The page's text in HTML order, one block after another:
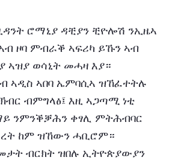
ዞባ ምብራቕ ኣፍሪካ ይኹን ኣብ
ኣዝያ ወሳኒት መሓዛ እያ።
ብምግላፅ፤ እዚ ኣጋጣሚ ነቲ
ንምንቕቓሕን ቀፃሊ ምትሕብባር
ከም ዝኸውን ሓቢሮም።